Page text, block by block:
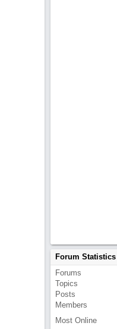
Forum Statistics
Forums
Topics
Posts
Members
Most Online